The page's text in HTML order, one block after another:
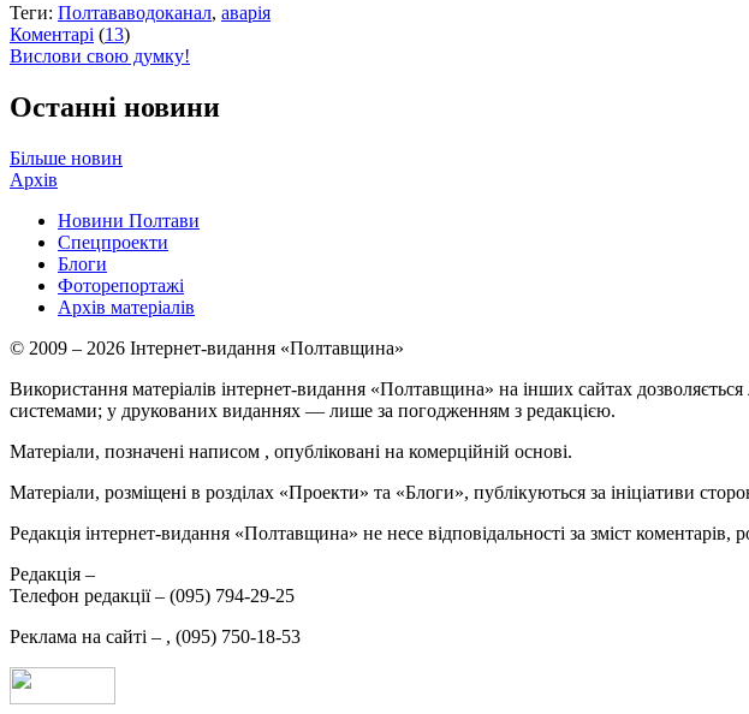
Теги: Полтававодоканал, аварія
Коментарі (13)
Вислови свою думку!
Останні новини
Більше новин
Архів
Новини Полтави
Спецпроекти
Блоги
Фоторепортажі
Архів матеріалів
© 2009 – 2026 Інтернет-видання «Полтавщина»
Використання матеріалів інтернет-видання «Полтавщина» на інших сайтах
системами; у друкованих виданнях — лише за погодженням з редакцією.
Матеріали, позначені написом , опубліковані на комерційній основі.
Матеріали, розміщені в розділах «Проекти» та «Блоги», публікуються за ініціативи
Редакція інтернет-видання «Полтавщина» не несе відповідальності за зміст
Редакція –
Телефон редакції – (095) 794-29-25
Реклама на сайті – , (095) 750-18-53